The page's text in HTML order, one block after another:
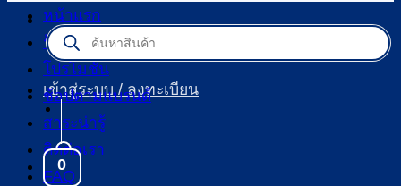
เนื้อหา
Products
search
เข้าสู่ระบบ / ลงทะเบียน
0
หน้าแรก
ร้านค้า
โปรโมชัน
ช้อปตามแบรนด์
สาระน่ารู้
ติดต่อเรา
FAQ